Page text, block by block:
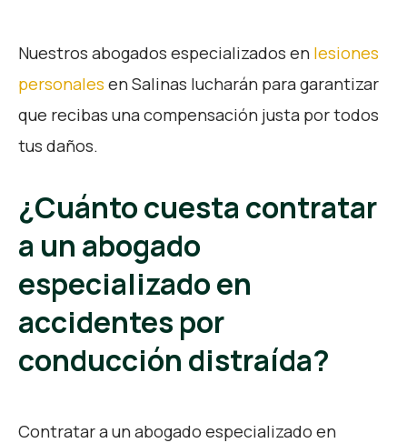
Nuestros abogados especializados en lesiones
personales en Salinas lucharán para garantizar
que recibas una compensación justa por todos
tus daños.
¿Cuánto cuesta contratar
a un abogado
especializado en
accidentes por
conducción distraída?
Contratar a un abogado especializado en